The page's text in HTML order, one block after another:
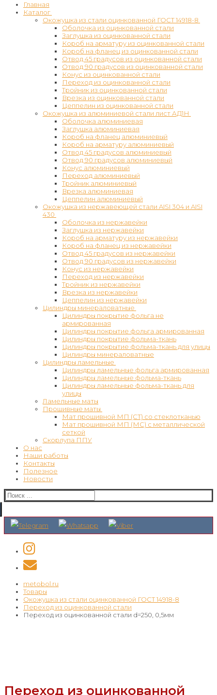
Главная
Каталог
Окожушка из стали оцинкованной ГОСТ 14918-8
Оболочка из оцинкованной стали
Заглушка из оцинкованной стали
Короб на арматуру из оцинкованной стали
Короб на фланец из оцинкованной стали
Отвод 45 градусов из оцинкованной стали
Отвод 90 градусов из оцинкованной стали
Конус из оцинкованной стали
Переход из оцинкованной стали
Тройник из оцинкованной стали
Врезка из оцинкованной стали
Цеппелин из оцинкованной стали
Окожушка из алюминиевой стали лист АД1Н
Оболочка алюминиевая
Заглушка алюминиевая
Короб на фланец алюминиевый
Короб на арматуру алюминиевый
Отвод 45 градусов алюминиевый
Отвод 90 градусов алюминиевый
Конус алюминиевый
Переход алюминиевый
Тройник алюминиевый
Врезка алюминиевая
Цеппелин алюминиевый
Окожушка из нержавеющей стали AISI 304 и AISI
430
Оболочка из нержавейки
Заглушка из нержавейки
Короб на арматуру из нержавейки
Короб на фланец из нержавейки
Отвод 45 градусов из нержавейки
Отвод 90 градусов из нержавейки
Конус из нержавейки
Переход из нержавейки
Тройник из нержавейки
Врезка из нержавейки
Цеппелин из нержавейки
Цилиндры минераловатные
Цилиндры покрытие фольга не
армированная
Цилиндры покрытие фольга армированная
Цилиндры покрытие фольма-ткань
Цилиндры покрытие фольма-ткань для улицы
Цилиндры минераловатные
Цилиндры ламельные
Цилиндры ламельные фольга армированная
Цилиндры ламельные фольма-ткань
Цилиндры ламельные фольма-ткань для
улицы
Ламельные маты
Прошивные маты
Мат прошивной МП (СТ) со стеклотканью
Мат прошивной МП (МС) с металлической
сеткой
Скорлупа ППУ
О нас
Наши работы
Контакты
Полезное
Новости
Искать:
metobol.ru
Товары
Окожушка из стали оцинкованной ГОСТ 14918-8
Переход из оцинкованной стали
Переход из оцинкованной стали d=250, 0,5мм
Переход из оцинкованной